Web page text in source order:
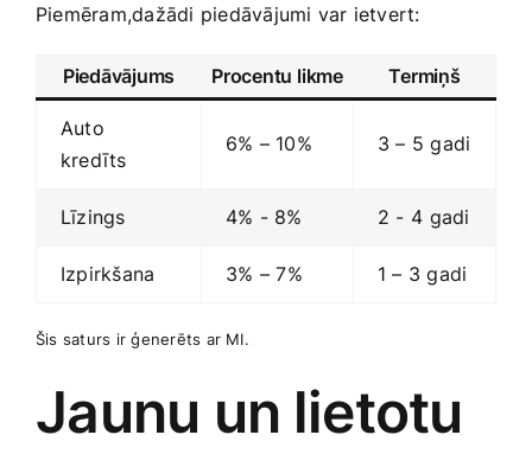
Piemēram,dažādi piedāvājumi var ietvert:
Piedāvājums Procentu likme Termiņš
Auto⁢
kredīts
6% – 10% 3​ – 5 ‌gadi
Līzings 4% -‌ 8% 2‍ -⁢ 4 gadi
Izpirkšana 3% – ⁣7% 1 – ‍3 ‍gadi
Šis saturs ir ģenerēts ‌ar MI.
Jaunu un ⁢lietotu